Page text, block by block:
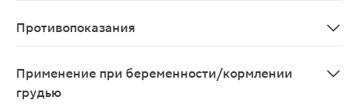
Противопоказания
Применение при беременности/кормлении
грудью